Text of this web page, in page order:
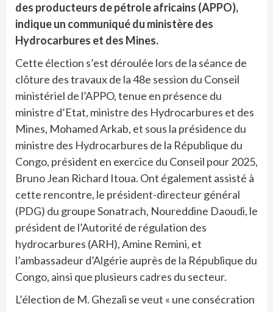
des producteurs de pétrole africains (APPO),
indique un communiqué du ministère des
Hydrocarbures et des Mines.
Cette élection s’est déroulée lors de la séance de
clôture des travaux de la 48e session du Conseil
ministériel de l’APPO, tenue en présence du
ministre d’Etat, ministre des Hydrocarbures et des
Mines, Mohamed Arkab, et sous la présidence du
ministre des Hydrocarbures de la République du
Congo, président en exercice du Conseil pour 2025,
Bruno Jean Richard Itoua. Ont également assisté à
cette rencontre, le président-directeur général
(PDG) du groupe Sonatrach, Noureddine Daoudi, le
président de l’Autorité de régulation des
hydrocarbures (ARH), Amine Remini, et
l’ambassadeur d’Algérie auprès de la République du
Congo, ainsi que plusieurs cadres du secteur.
L’élection de M. Ghezali se veut « une consécration